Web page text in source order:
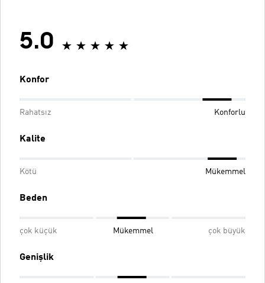
5.0
Konfor
Rahatsız Konforlu
Kalite
Kötü Mükemmel
Beden
çok küçük Mükemmel çok büyük
Genişlik